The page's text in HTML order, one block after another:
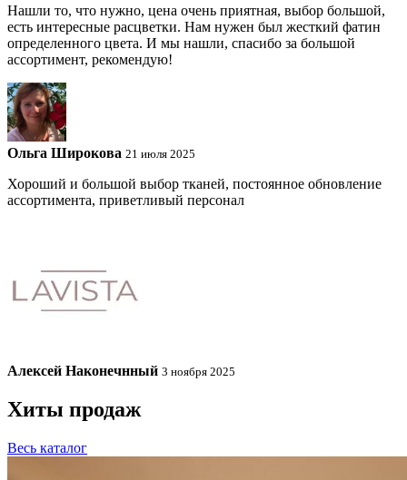
Нашли то, что нужно, цена очень приятная, выбор большой,
есть интересные расцветки. Нам нужен был жесткий фатин
определенного цвета. И мы нашли, спасибо за большой
ассортимент, рекомендую!
Ольга Широкова 21 июля 2025
Хороший и большой выбор тканей, постоянное обновление
ассортимента, приветливый персонал
Алексей Наконечнный 3 ноября 2025
Хиты продаж
Весь каталог